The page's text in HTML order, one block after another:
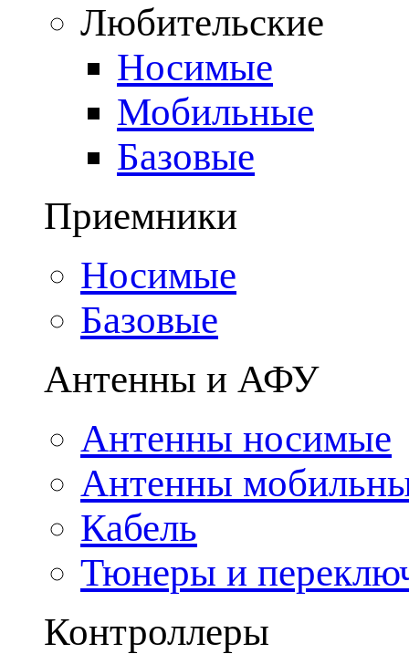
Любительские
Носимые
Мобильные
Базовые
Приемники
Носимые
Базовые
Антенны и АФУ
Антенны носимые
Антенны
Кабель
Тюнеры и
Контроллеры